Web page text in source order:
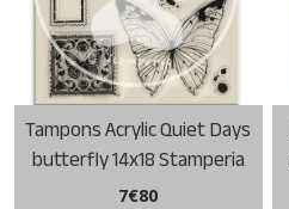
Tampons Acrylic Quiet Days
butterfly 14x18 Stamperia
7€80